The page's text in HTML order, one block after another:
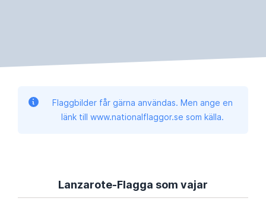
Flaggbilder får gärna användas. Men ange en
länk till www.nationalflaggor.se som källa.
Lanzarote-Flagga som vajar